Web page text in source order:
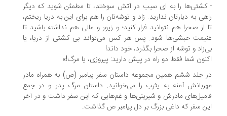
- کشتی‌ها را به ای سبب در آتش سوختم، تا مطمئن شوید که دیگر
راهی به دیارتان ندارید. زاد و توشه‌تان را هم برای این به دریا ریختم،
تا از صحرا هم نتوانید فرار کنید؛ و زیور و مالی هم نداشته باشید تا
غنیمت حبشی‌ها شود. پس هر کس می‌تواند بی کشتی از دریا، یا
بی‌زاد و توشه از صحرا بگذرد، خود داند!
اکنون شما فقط دو راه در پیش دارید: پیروزی، یا مرگ!»
در جلد ششم همین مجموعه داستان سفر پیامبر (ص) به همراه مادر
مهربانش آمنه به یثرب را می‌خوانید. داستان مرگ پدر و در جمع
فامیل‌های مادرش و شیرینی‌ها و غم‌هایی که این سفر داشت و در آخر
این سفر که داغی بزرگ بر دل پیامبر ص گذاشت.